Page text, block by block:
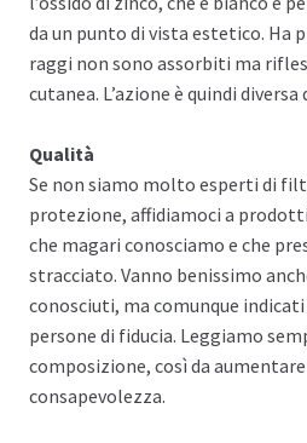
da un punto di vista estetico.
raggi non sono assorbiti ma
cutanea. L’azione è quindi
Qualità
Se non siamo molto esperti di
protezione, affidiamoci a
che magari conosciamo e che
stracciato. Vanno benissimo
conosciuti, ma comunque
persone di fiducia. Leggiamo
composizione, così da
consapevolezza.